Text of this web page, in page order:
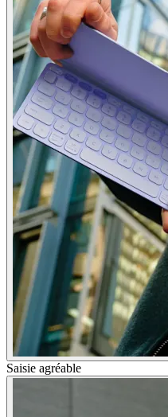
Saisie agréable